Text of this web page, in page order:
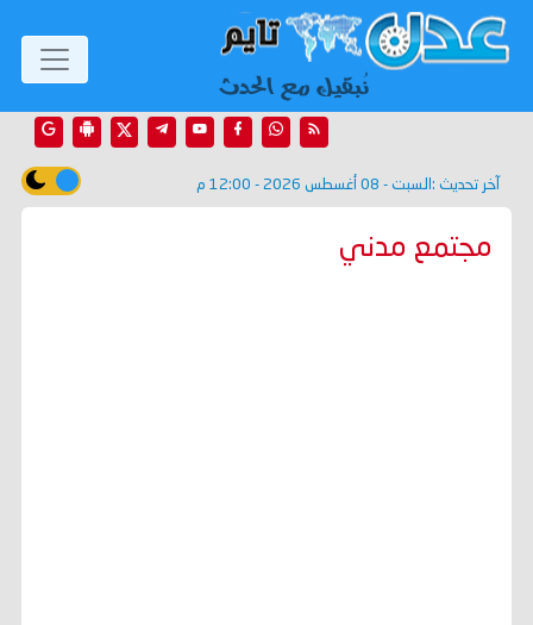
آخر تحديث : السبت - 08 أغسطس 2026 - 12:00 م
مجتمع مدني